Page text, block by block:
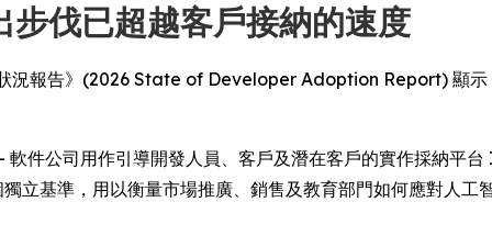
伐已超越客戶接納的速度
報告》(2026 State of Developer Adoption Report) 顯示
件公司用作引導開發人員、客戶及潛在客戶的實作採納平
立基準，用以衡量市場推廣、銷售及教育部門如何應對人